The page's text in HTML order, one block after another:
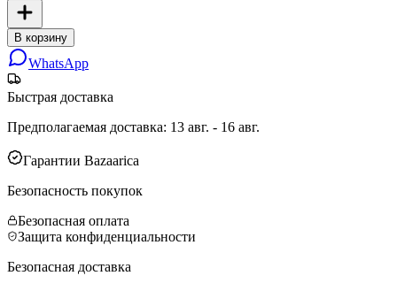
В корзину
WhatsApp
Быстрая доставка
Предполагаемая доставка: 13 авг. - 16 авг.
Гарантии Bazaarica
Безопасность покупок
Безопасная оплата
Защита конфиденциальности
Безопасная доставка